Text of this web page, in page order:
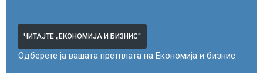
ЧИТАЈТЕ „ЕКОНОМИЈА И БИЗНИС“
Одберете ја вашата претплата на Економија и бизнис